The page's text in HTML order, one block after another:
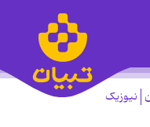
نیوزیک